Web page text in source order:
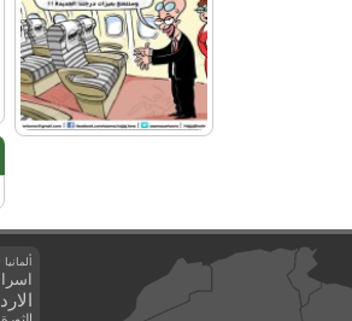
ألمانيا
الاردن